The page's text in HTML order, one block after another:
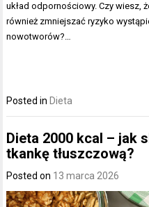
układ odpornościowy. Czy wiesz,
również zmniejszać ryzyko
nowotworów?…
Posted in Dieta
Dieta 2000 kcal – jak
tkankę tłuszczową?
Posted on 13 marca 2026